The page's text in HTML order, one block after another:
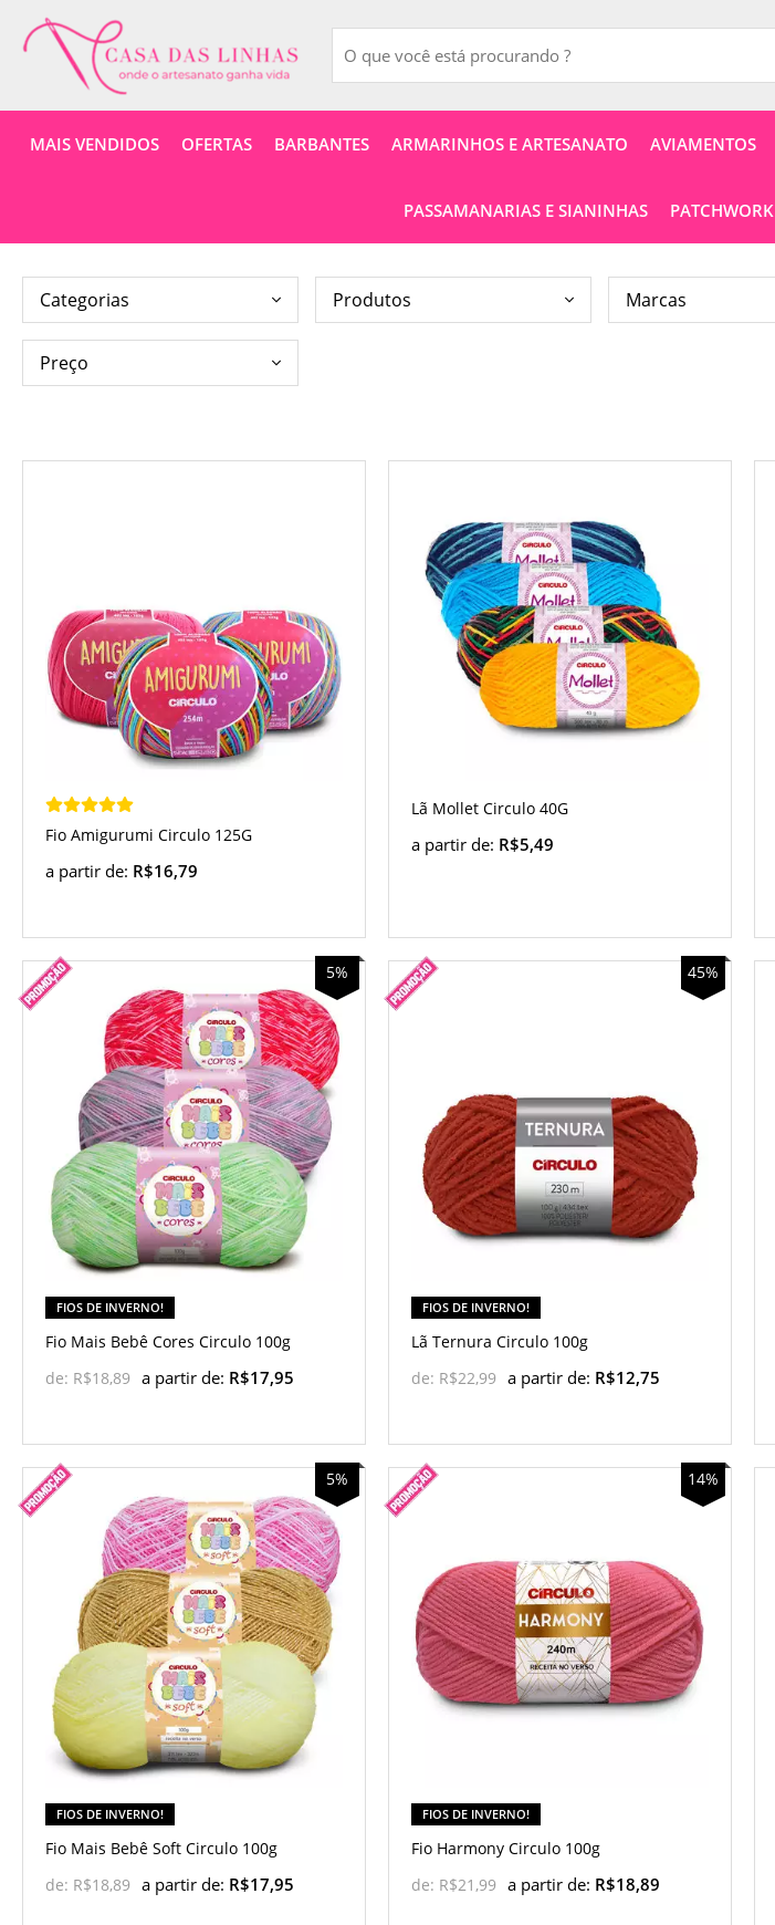
MAIS VENDIDOS OFERTAS BARBANTES ARMARINHOS E ARTESANATO AVIAMENTOS
PASSAMANARIAS E SIANINHAS PATCHWORK
Fio Amigurumi Circulo 125G
a partir de: R$16,79
Lã Mollet Circulo 40G
a partir de: R$5,49
FIOS DE INVERNO!
Fio Mais Bebê Cores Circulo 100g
de: R$18,89 a partir de: R$17,95
5%
FIOS DE INVERNO!
Lã Ternura Circulo 100g
de: R$22,99 a partir de: R$12,75
45%
FIOS DE INVERNO!
Fio Mais Bebê Soft Circulo 100g
de: R$18,89 a partir de: R$17,95
5%
FIOS DE INVERNO!
Fio Harmony Circulo 100g
de: R$21,99 a partir de: R$18,89
14%